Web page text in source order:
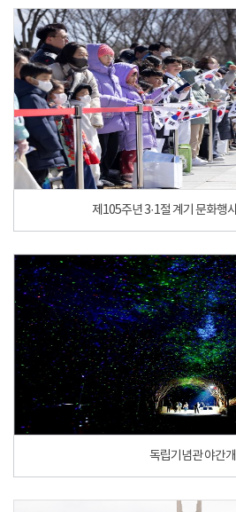
제105주년 3·1절 계기 문화행
독립기념관 야간